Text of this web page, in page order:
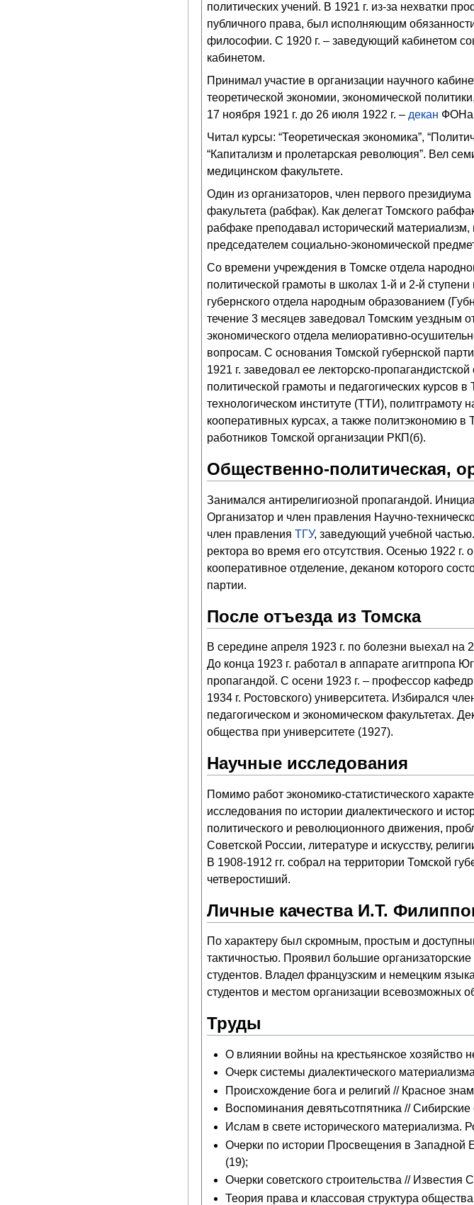
политических учений. В 1921 г. из-за нехватки
публичного права, был исполняющим
философии. С 1920 г. – заведующий кабинетом
кабинетом.
Принимал участие в организации научного
теоретической экономии, экономической
17 ноября 1921 г. до 26 июля 1922 г. – декан ФОНа.
Читал курсы: “Теоретическая экономика”,
“Капитализм и пролетарская революция”. Вел
медицинском факультете.
Один из организаторов, член первого
факультета (рабфак). Как делегат Томского
рабфаке преподавал исторический
председателем социально-экономической
Со времени учреждения в Томске отдела
политической грамоты в школах 1-й и 2-й
губернского отдела народным образованием
течение 3 месяцев заведовал Томским уездным
экономического отдела мелиоративно-
вопросам. С основания Томской губернской
1921 г. заведовал ее лекторско-
политической грамоты и педагогических
технологическом институте (ТТИ), политграмоту
кооперативных курсах, а также политэкономию
работников Томской организации РКП(б).
Общественно-политическая,
Занимался антирелигиозной пропагандой.
Организатор и член правления Научно-
член правления ТГУ, заведующий учебной
ректора во время его отсутствия. Осенью 1922
кооперативное отделение, деканом которого
партии.
После отъезда из Томска
В середине апреля 1923 г. по болезни выехал на
До конца 1923 г. работал в аппарате агитпропа
пропагандой. С осени 1923 г. – профессор
1934 г. Ростовского) университета. Избирался
педагогическом и экономическом факультетах.
общества при университете (1927).
Научные исследования
Помимо работ экономико-статистического
исследования по истории диалектического и
политического и революционного движения,
Советской России, литературе и искусству,
В 1908-1912 гг. собрал на территории Томской
четверостиший.
Личные качества И.Т.
По характеру был скромным, простым и
тактичностью. Проявил большие
студентов. Владел французским и немецким
студентов и местом организации всевозможных
Труды
О влиянии войны на крестьянское хозяйство
Очерк системы диалектического
Происхождение бога и религий // Красное
Воспоминания девятьсотпятника //
Ислам в свете исторического материализма.
Очерки по истории Просвещения в Западной
(19);
Очерки советского строительства // Известия
Теория права и классовая структура